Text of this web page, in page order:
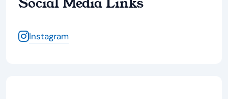
Social Media Links
Instagram